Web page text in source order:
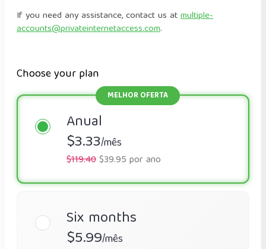
If you need any assistance, contact us atmultiple-
accounts@privateinternetaccess.com.
Choose your plan
Anual
$3.33/mês
$119.40$39.95 por ano
Six months
$5.99/mês